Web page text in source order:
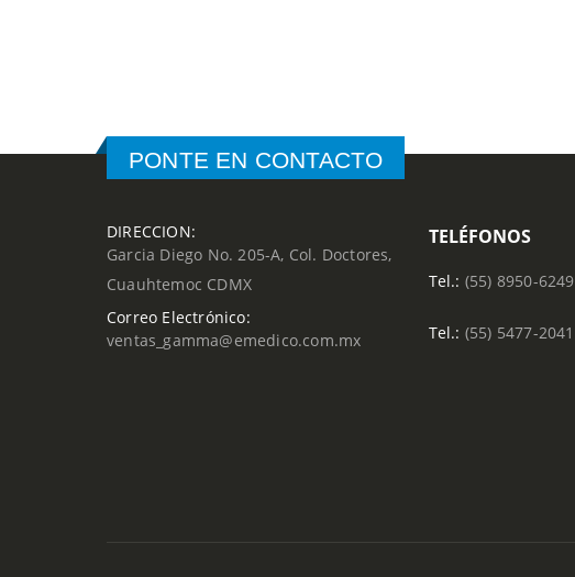
PONTE EN CONTACTO
DIRECCION:
Garcia Diego No. 205-A, Col. Doctores,
Cuauhtemoc CDMX
Correo Electrónico:
ventas_gamma@emedico.com.mx
TELÉFONOS
Tel.: (55) 8950-6249
Tel.: (55) 5477-2041